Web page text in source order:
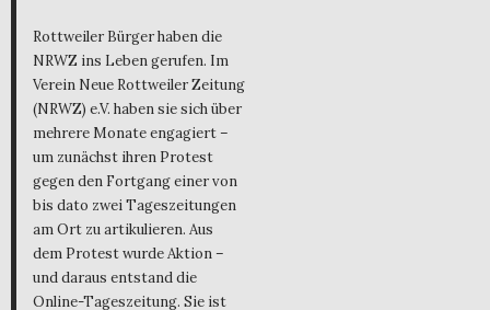
Rottweiler Bürger haben die
NRWZ ins Leben gerufen. Im
Verein Neue Rottweiler Zeitung
(NRWZ) e.V. haben sie sich über
mehrere Monate engagiert –
um zunächst ihren Protest
gegen den Fortgang einer von
bis dato zwei Tageszeitungen
am Ort zu artikulieren. Aus
dem Protest wurde Aktion –
und daraus entstand die
Online-Tageszeitung. Sie ist